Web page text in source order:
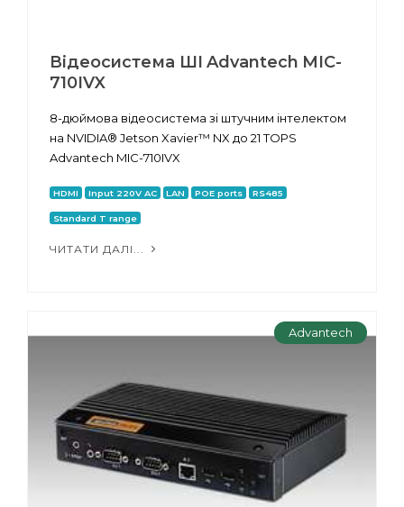
Відеосистема ШІ Advantech MIC-
710IVX
8-дюймова відеосистема зі штучним інтелектом
на NVIDIA® Jetson Xavier™ NX до 21 TOPS
Advantech MIC-710IVX
HDMI Input 220V AC LAN POE ports RS485
Standard T range
ЧИТАТИ ДАЛІ...
Advantech